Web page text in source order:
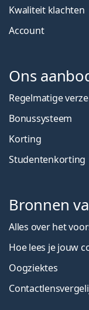
Kwaliteit klachten
Account
Ons
Regelmatige
Bonussysteem
Korting
Studentenkorting
Bronnen
Alles over het
Hoe lees je jouw
Oogziektes